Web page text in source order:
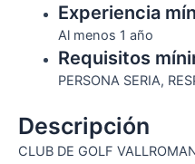
Experiencia
Al menos 1 año
Requisitos
PERSONA SERIA,
Descripción
CLUB DE GOLF